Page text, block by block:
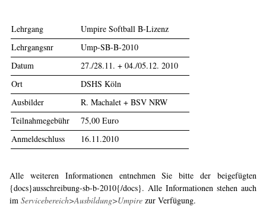
Lehrgang
Umpire Softball B-Lizenz
Lehrgangsnr
Ump-SB-B-2010
Datum
27./28.11. + 04./05.12. 2010
Ort
DSHS Köln
Ausbilder
R. Machalet + BSV NRW
Teilnahmegebühr
75,00 Euro
Anmeldeschluss
16.11.2010
Alle weiteren Informationen entnehmen Sie bitte der beigefügten
{docs}ausschreibung-sb-b-2010{/docs}. Alle Informationen stehen auch
im Servicebereich>Ausbildung>Umpire zur Verfügung.